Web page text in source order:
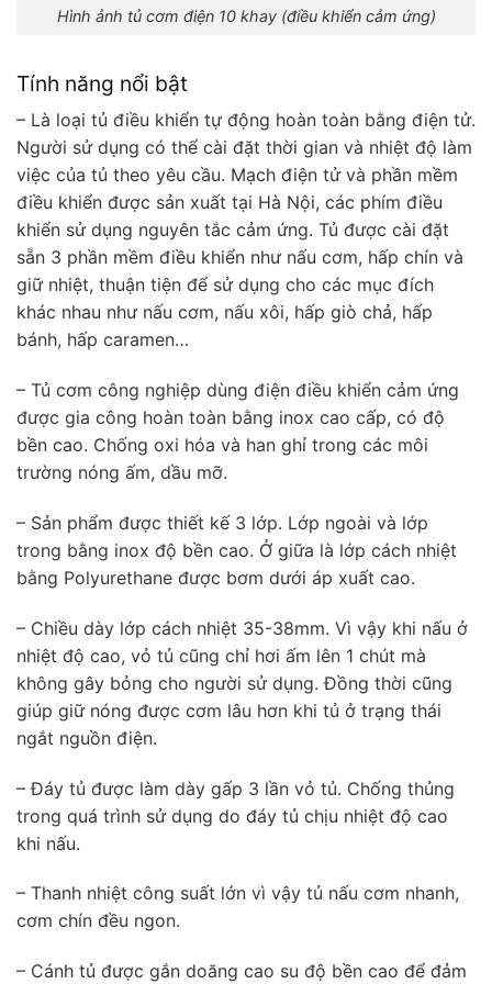
Hình ảnh tủ cơm điện 10 khay (điều khiển cảm ứng)
Tính năng nổi bật
– Là loại tủ điều khiển tự động hoàn toàn bằng điện tử.
Người sử dụng có thể cài đặt thời gian và nhiệt độ làm
việc của tủ theo yêu cầu. Mạch điện tử và phần mềm
điều khiển được sản xuất tại Hà Nội, các phím điều
khiển sử dụng nguyên tắc cảm ứng. Tủ được cài đặt
sẵn 3 phần mềm điều khiển như nấu cơm, hấp chín và
giữ nhiệt, thuận tiện để sử dụng cho các mục đích
khác nhau như nấu cơm, nấu xôi, hấp giò chả, hấp
bánh, hấp caramen…
– Tủ cơm công nghiệp dùng điện điều khiển cảm ứng
được gia công hoàn toàn bằng inox cao cấp, có độ
bền cao. Chống oxi hóa và han ghỉ trong các môi
trường nóng ấm, dầu mỡ.
– Sản phẩm được thiết kế 3 lớp. Lớp ngoài và lớp
trong bằng inox độ bền cao. Ở giữa là lớp cách nhiệt
bằng Polyurethane được bơm dưới áp xuất cao.
– Chiều dày lớp cách nhiệt 35-38mm. Vì vậy khi nấu ở
nhiệt độ cao, vỏ tủ cũng chỉ hơi ấm lên 1 chút mà
không gây bỏng cho người sử dụng. Đồng thời cũng
giúp giữ nóng được cơm lâu hơn khi tủ ở trạng thái
ngắt nguồn điện.
– Đáy tủ được làm dày gấp 3 lần vỏ tủ. Chống thủng
trong quá trình sử dụng do đáy tủ chịu nhiệt độ cao
khi nấu.
– Thanh nhiệt công suất lớn vì vậy tủ nấu cơm nhanh,
cơm chín đều ngon.
– Cánh tủ được gắn doăng cao su độ bền cao để đảm